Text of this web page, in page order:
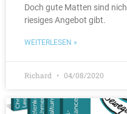
Doch gute Matten sind
riesiges Angebot gibt.
WEITERLESEN »
Richard 04/08/2020